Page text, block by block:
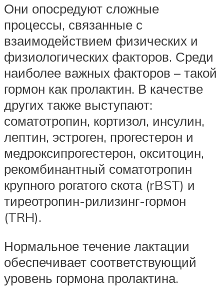
Они опосредуют сложные
процессы, связанные с
взаимодействием физических и
физиологических факторов. Среди
наиболее важных факторов – такой
гормон как пролактин. В качестве
других также выступают:
соматотропин, кортизол, инсулин,
лептин, эстроген, прогестерон и
медроксипрогестерон, окситоцин,
рекомбинантный соматотропин
крупного рогатого скота (rBST) и
тиреотропин-рилизинг-гормон
(TRH).
Нормальное течение лактации
обеспечивает соответствующий
уровень гормона пролактина.